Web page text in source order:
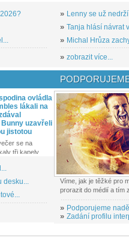
» Lenny se už
» Tanja hlásí návrat
» Michal Hrůza
» zobrazit více...
ovládla
lákali na
uzavřeli
jistotou
se na
tři kapely...
desku...
Víme, jak je těžké pro
prorazit do médií a tím
» Podporujeme
» Zadání profilu